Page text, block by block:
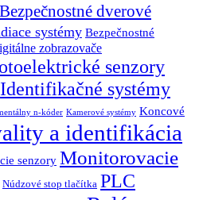
Bezpečnostné dverové
systémy Bezpečnostné
zobrazovače
senzory
Identifikačné systémy
n-kóder Kamerové systémy Koncové
a identifikácia
senzory Monitorovacie
Núdzové stop tlačítka PLC